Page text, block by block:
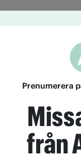
inte
för att legalisera
som de
Prenumerera
från